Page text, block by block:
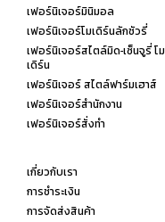
เฟอร์นิเจอร์มินิมอล
เฟอร์นิเจอร์โมเดิร์นลักชัวรี่
เฟอร์นิเจอร์สไตล์มิด-เซ็นจูรี่ โม
เดิร์น
เฟอร์นิเจอร์ สไตล์ฟาร์มเฮาส์
เฟอร์นิเจอร์สำนักงาน
เฟอร์นิเจอร์สั่งทำ
เกี่ยวกับเรา
การชำระเงิน
การจัดส่งสินค้า